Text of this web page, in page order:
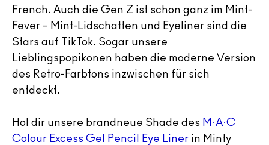
French. Auch die Gen Z ist schon ganz im Mint-
Fever – Mint-Lidschatten und Eyeliner sind die
Stars auf TikTok. Sogar unsere
Lieblingspopikonen haben die moderne Version
des Retro-Farbtons inzwischen für sich
entdeckt.
Hol dir unsere brandneue Shade des M·A·C
Colour Excess Gel Pencil Eye Liner in Minty